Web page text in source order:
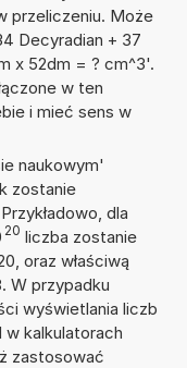
przeliczeniu. Może
Decyradian + 37
x 52dm = ? cm^3'.
w ten
i mieć sens w
naukowym'
zostanie
dla
20 liczba zostanie
oraz właściwą
W przypadku
wyświetlania liczb
w kalkulatorach
zastosować